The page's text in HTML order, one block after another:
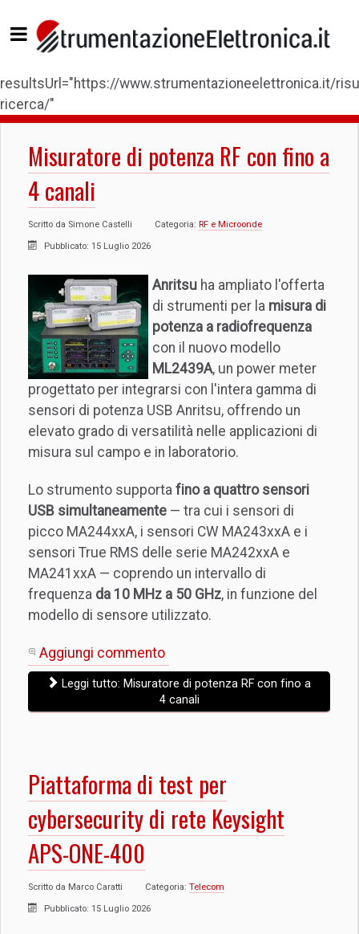
resultsUrl="https://www.strumentazioneelettronica.it/
ricerca/"
Misuratore di potenza RF con fino a
4 canali
Scritto da Simone Castelli Categoria: RF e Microonde
Pubblicato: 15 Luglio 2026
Anritsu ha ampliato l'offerta
di strumenti per la misura di
potenza a radiofrequenza
con il nuovo modello
ML2439A, un power meter
progettato per integrarsi con l'intera gamma di
sensori di potenza USB Anritsu, offrendo un
elevato grado di versatilità nelle applicazioni di
misura sul campo e in laboratorio.
Lo strumento supporta fino a quattro sensori
USB simultaneamente — tra cui i sensori di
picco MA244xxA, i sensori CW MA243xxA e i
sensori True RMS delle serie MA242xxA e
MA241xxA — coprendo un intervallo di
frequenza da 10 MHz a 50 GHz, in funzione del
modello di sensore utilizzato.
Aggiungi commento
Leggi tutto: Misuratore di potenza RF con fino a
4 canali
Piattaforma di test per
cybersecurity di rete Keysight
APS-ONE-400
Scritto da Marco Caratti Categoria: Telecom
Pubblicato: 15 Luglio 2026